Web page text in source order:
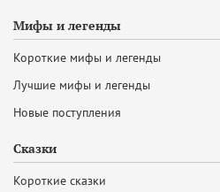
Мифы и легенды
Короткие мифы и легенды
Лучшие мифы и легенды
Новые поступления
Сказки
Короткие сказки